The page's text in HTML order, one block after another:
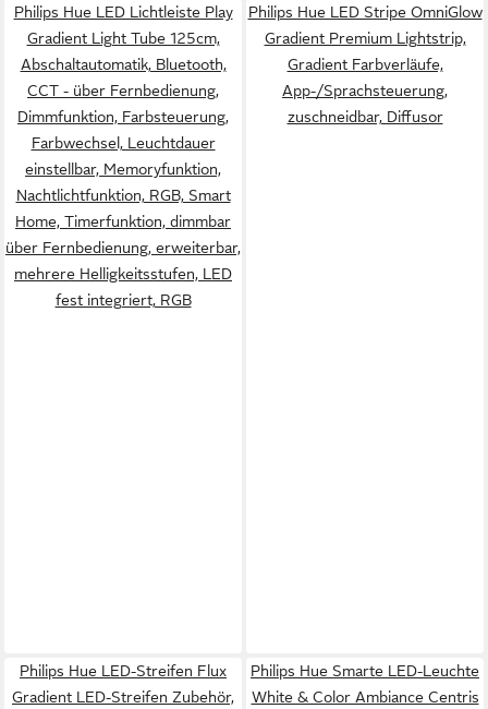
Weckerfunktion, dimmbar
über Fernbedienung,
erweiterbar, mehrere
Helligkeitsstufen, LED fest
integriert, Farbwechsler, RGB,
Philips Hue LED Lichtleiste Play
Gradient Light Tube 125cm,
Abschaltautomatik, Bluetooth,
CCT - über Fernbedienung,
Dimmfunktion, Farbsteuerung,
Farbwechsel, Leuchtdauer
einstellbar, Memoryfunktion,
Nachtlichtfunktion, RGB, Smart
Home, Timerfunktion, dimmbar
über Fernbedienung, erweiterbar,
mehrere Helligkeitsstufen, LED
fest integriert, RGB
Philips Hue LED Stripe OmniGlow
Gradient Premium Lightstrip,
Gradient Farbverläufe,
App-/Sprachsteuerung,
zuschneidbar, Diffusor
Philips Hue LED-Streifen Flux
Gradient LED-Streifen Zubehör,
Philips Hue Smarte LED-Leuchte
White & Color Ambiance Centris